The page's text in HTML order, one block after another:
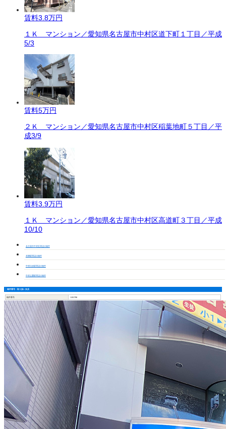
賃料3.8万円
１Ｋ マンション／愛知県名古屋市中村区道下町１丁目／平成
5/3
賃料5万円
２Ｋ マンション／愛知県名古屋市中村区稲葉地町５丁目／平
成3/9
賃料3.9万円
１Ｋ マンション／愛知県名古屋市中村区高道町３丁目／平成
10/10
名古屋市中村区周辺の物件
本陣駅周辺の物件
中村日赤駅周辺の物件
中村公園駅周辺の物件
物件番号・取り扱い支店
物件番号 1101796